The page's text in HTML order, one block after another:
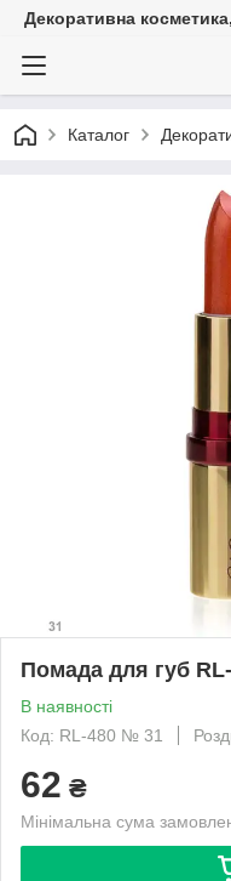
Декоративна
Каталог
Помада для губ
В наявності
Код: RL-480 № 31
62 ₴
Мінімальна сума